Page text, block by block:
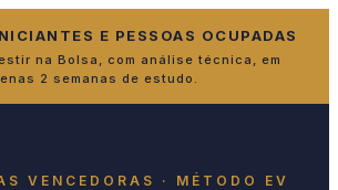
E PESSOAS OCUPADAS
na Bolsa, com análise técnica, em
2 semanas de estudo.
VENCEDORAS · MÉTODO EV